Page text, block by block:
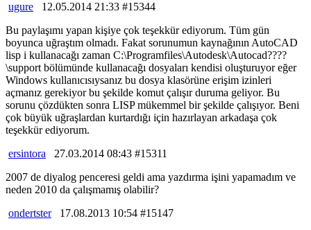
ugure 12.05.2014 21:33 #15344
Bu paylaşımı yapan kişiye çok teşekkür ediyorum. Tüm gün
boyunca uğraştım olmadı. Fakat sorunumun kaynağının AutoCAD
lisp i kullanacağı zaman C:\Programfiles\Autodesk\Autocad????
\support bölümünde kullanacağı dosyaları kendisi oluşturuyor eğer
Windows kullanıcısıysanız bu dosya klasörüne erişim izinleri
açmanız gerekiyor bu şekilde komut çalışır duruma geliyor. Bu
sorunu çözdükten sonra LISP mükemmel bir şekilde çalışıyor. Beni
çok büyük uğraşlardan kurtardığı için hazırlayan arkadaşa çok
teşekkür ediyorum.
ersintora 27.03.2014 08:43 #15311
2007 de diyalog penceresi geldi ama yazdırma işini yapamadım ve
neden 2010 da çalışmamış olabilir?
ondertster17.08.2013 10:54 #15147